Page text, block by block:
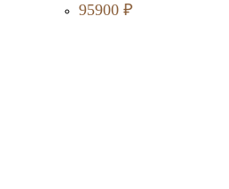
95900 ₽